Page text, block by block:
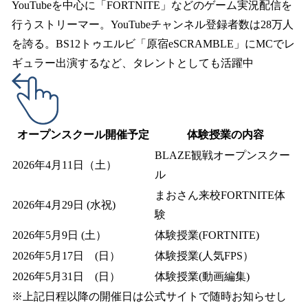
YouTubeを中心に「FORTNITE」などのゲーム実況配信を
行うストリーマー。YouTubeチャンネル登録者数は28万人
を誇る。BS12トゥエルビ「原宿eSCRAMBLE」にMCでレ
ギュラー出演するなど、タレントとしても活躍中
オープンスクール開催予定 体験授業の内容
2026年4月11日（土）
BLAZE観戦オープンスクー
ル
2026年4月29日 (水祝)
まおさん来校FORTNITE体
験
2026年5月9日 (土）
体験授業(FORTNITE)
2026年5月17日 (日）
体験授業(人気FPS）
2026年5月31日 (日）
体験授業(動画編集)
※上記日程以降の開催日は公式サイトで随時お知らせし